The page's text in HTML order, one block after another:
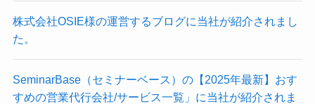
株式会社OSIE様の運営するブログに当社が紹介されまし
た。
SeminarBase（セミナーベース）の【2025年最新】おす
すめの営業代行会社/サービス一覧」に当社が紹介されま